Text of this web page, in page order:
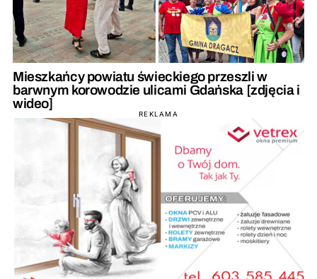
Mieszkańcy powiatu świeckiego przeszli w
barwnym korowodzie ulicami Gdańska [zdjęcia i
wideo]
REKLAMA